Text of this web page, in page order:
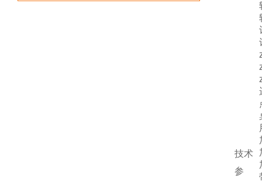
技术
参